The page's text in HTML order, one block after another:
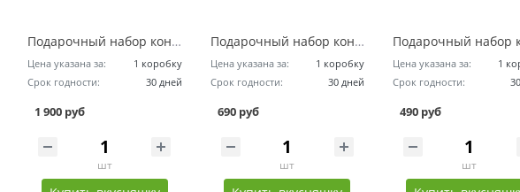
Подарочный набор конфет ручной работы - Люблю Тебя! / 25 конфет
Цена указана за:
1 коробку
Срок годности:
30 дней
1 900 руб
шт
Подарочный набор конфет ручной работы - Набор Гурмана / 9 конфет
Цена указана за:
1 коробку
Срок годности:
30 дней
690 руб
шт
Цена указана за:
1
Срок годности:
490 руб
шт